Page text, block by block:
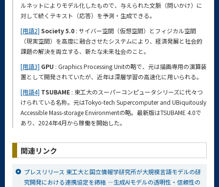
ルネットによりモデル化したもので、与えられた文脈（問いかけ）に
対して続くテキスト（応答）を予測・生成できる。
[用語2] Society 5.0 : サイバー空間（仮想空間）とフィジカル空間
（現実空間）を高度に融合させたシステムにより、経済発展と社会的
課題の解決を両立する、新たな未来社会のこと。
[用語3] GPU : Graphics Processing Unitの略で、元は描画専用の演算装
置として開発されていたが、近年は深層学習の高速化に用いられる。
[用語4] TSUBAME : 東工大のスーパーコンピュータシリーズに代々つ
けられている名称。元はTokyo-tech Supercomputer and UBiquitously
Accessible Mass-storage Environmentの略。最新版はTSUBAME 4.0で
あり、2024年4月から稼働を開始した。
関連リンク
プレスリリース 東工大と国立情報学研究所が大規模言語モデルの研
究開発における連携協定を締結 —⽣成AIモデルの透明性・信頼性の